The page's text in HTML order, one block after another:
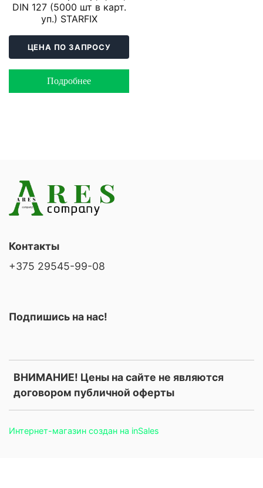
DIN 127 (5000 шт в карт.
уп.) STARFIX
ЦЕНА ПО ЗАПРОСУ
Подробнее
ВНИМАНИЕ! Цены на сайте не являются
договором публичной оферты
Контакты
+375 29545-99-08
Подпишись на нас!
Интернет-магазин создан на inSales